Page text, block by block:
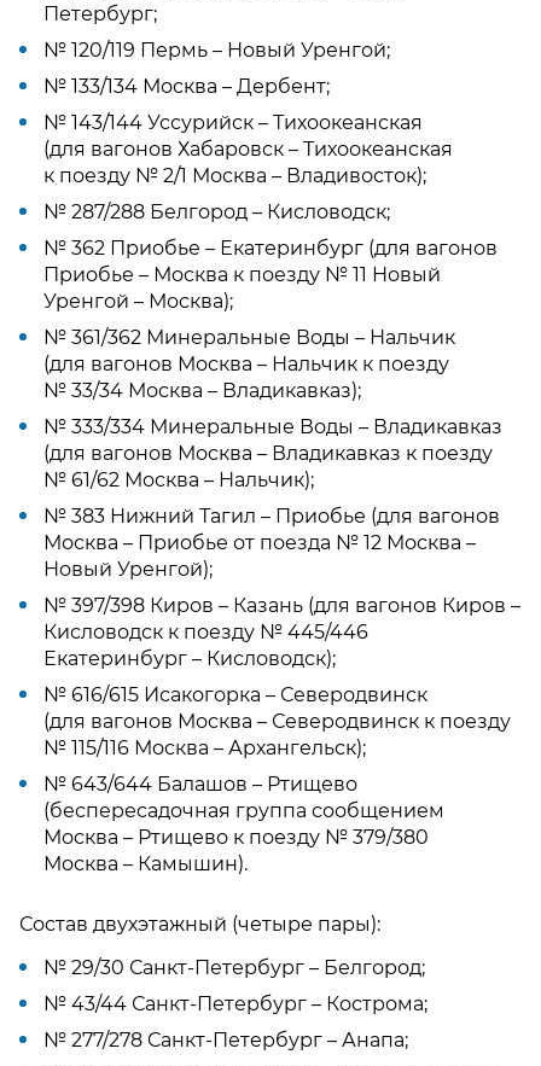
Петербург;
№ 120/119 Пермь – Новый Уренгой;
№ 133/134 Москва – Дербент;
№ 143/144 Уссурийск – Тихоокеанская
(для вагонов Хабаровск – Тихоокеанская
к поезду № 2/1 Москва – Владивосток);
№ 287/288 Белгород – Кисловодск;
№ 362 Приобье – Екатеринбург (для вагонов
Приобье – Москва к поезду № 11 Новый
Уренгой – Москва);
№ 361/362 Минеральные Воды – Нальчик
(для вагонов Москва – Нальчик к поезду
№ 33/34 Москва – Владикавказ);
№ 333/334 Минеральные Воды – Владикавказ
(для вагонов Москва – Владикавказ к поезду
№ 61/62 Москва – Нальчик);
№ 383 Нижний Тагил – Приобье (для вагонов
Москва – Приобье от поезда № 12 Москва –
Новый Уренгой);
№ 397/398 Киров – Казань (для вагонов Киров –
Кисловодск к поезду № 445/446
Екатеринбург – Кисловодск);
№ 616/615 Исакогорка – Северодвинск
(для вагонов Москва – Северодвинск к поезду
№ 115/116 Москва – Архангельск);
№ 643/644 Балашов – Ртищево
(беспересадочная группа сообщением
Москва – Ртищево к поезду № 379/380
Москва – Камышин).
Состав двухэтажный (четыре пары):
№ 29/30 Санкт-Петербург – Белгород;
№ 43/44 Санкт-Петербург – Кострома;
№ 277/278 Санкт-Петербург – Анапа;